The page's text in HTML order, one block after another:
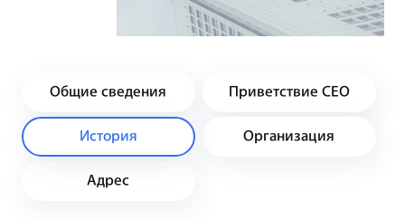
Общие сведения Приветствие СЕО
История Организация
Адрес